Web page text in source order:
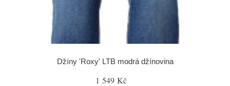
Džíny 'Roxy' LTB modrá džínovina
1 549 Kč